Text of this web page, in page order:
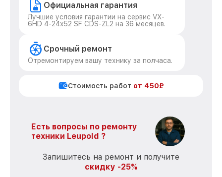
Официальная гарантия
Лучшие условия гарантии на сервис VX-
6HD 4-24x52 SF CDS-ZL2 на 36 месяцев.
Срочный ремонт
Отремонтируем вашу технику за полчаса.
Стоимость работ от 450₽
Есть вопросы по ремонту
техники Leupold ?
Запишитесь на ремонт и получите
скидку -25%